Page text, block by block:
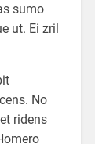
sumo
ut. Ei zril
No
ridens